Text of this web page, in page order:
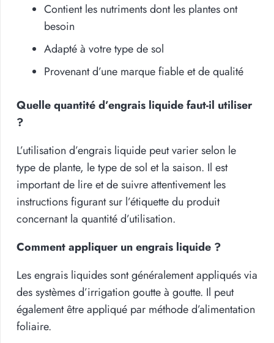
Contient les nutriments dont les plantes ont
besoin
Adapté à votre type de sol
Provenant d’une marque fiable et de qualité
Quelle quantité d’engrais liquide faut-il utiliser
?
L’utilisation d’engrais liquide peut varier selon le
type de plante, le type de sol et la saison. Il est
important de lire et de suivre attentivement les
instructions figurant sur l’étiquette du produit
concernant la quantité d’utilisation.
Comment appliquer un engrais liquide ?
Les engrais liquides sont généralement appliqués via
des systèmes d’irrigation goutte à goutte. Il peut
également être appliqué par méthode d’alimentation
foliaire.